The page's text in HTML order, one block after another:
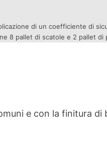
di un coefficiente di
8 pallet di scatole e 2 pallet di
e con la finitura